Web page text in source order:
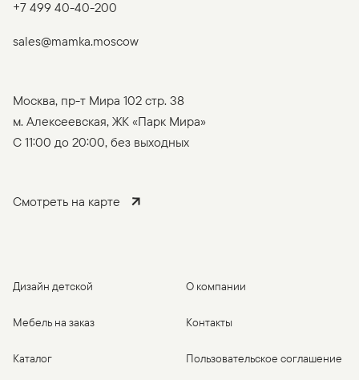
+7 499 40-40-200
sales@mamka.moscow
Москва, пр-т Мира 102 стр. 38
м. Алексеевская, ЖК «Парк Мира»
C 11:00 до 20:00, без выходных
Смотреть на карте
Дизайн детской
Мебель на заказ
Каталог
О компании
Контакты
Пользовательское соглашение